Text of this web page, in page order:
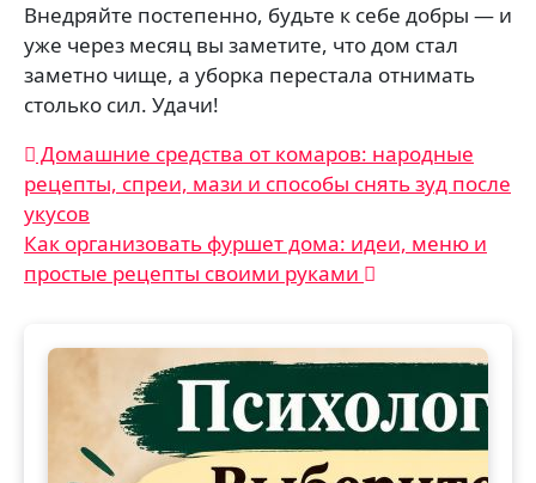
Внедряйте постепенно, будьте к себе добры — и
уже через месяц вы заметите, что дом стал
заметно чище, а уборка перестала отнимать
столько сил. Удачи!
Навигация
по
записям
Домашние средства от комаров: народные
рецепты, спреи, мази и способы снять зуд после
укусов
Как организовать фуршет дома: идеи, меню и
простые рецепты своими руками